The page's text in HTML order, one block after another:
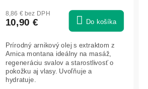
8,86 € bez DPH
10,90 € Do košíka
Prírodný arnikový olej s extraktom z
Arnica montana ideálny na masáž,
regeneráciu svalov a starostlivosť o
pokožku aj vlasy. Uvoľňuje a
hydratuje.